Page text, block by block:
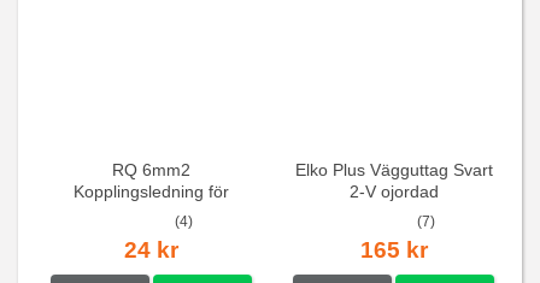
RQ 6mm2
Kopplingsledning för
elcentraler mm
(4)
24 kr
Elko Plus Vägguttag Svart
2-V ojordad
(7)
165 kr